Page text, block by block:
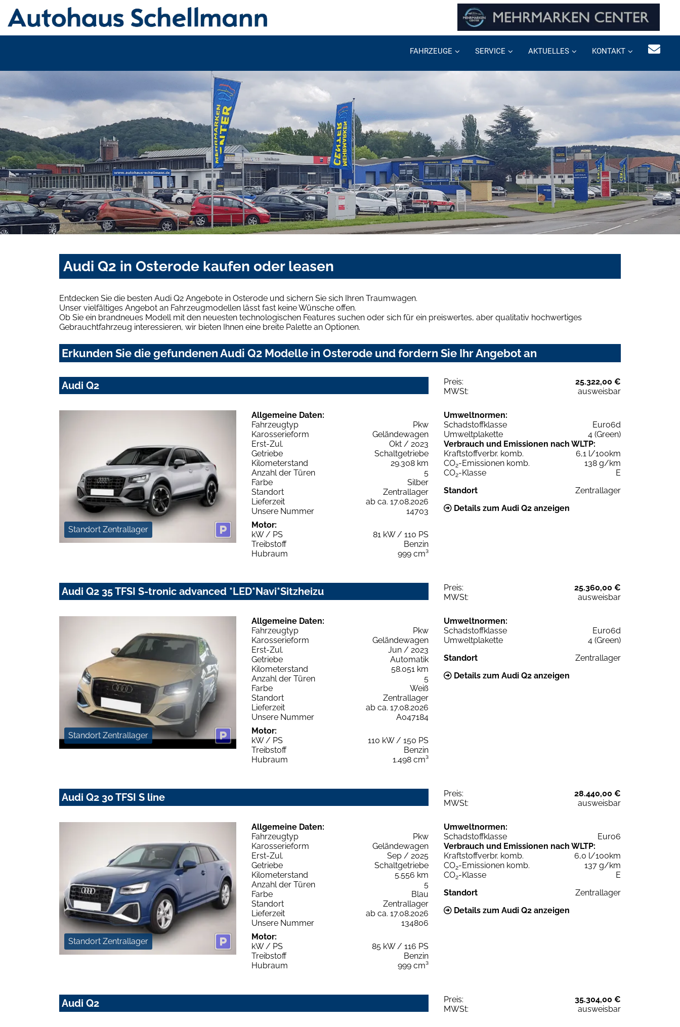
FAHRZEUGE SERVICE AKTUELLES KONTAKT
Audi Q2 in Osterode kaufen oder leasen
Entdecken Sie die besten Audi Q2 Angebote in Osterode und sichern Sie sich Ihren Traumwagen.
Unser vielfältiges Angebot an Fahrzeugmodellen lässt fast keine Wünsche offen.
Ob Sie ein brandneues Modell mit den neuesten technologischen Features suchen oder sich für ein preiswertes, aber qualitativ hochwertiges
Gebrauchtfahrzeug interessieren, wir bieten Ihnen eine breite Palette an Optionen.
Erkunden Sie die gefundenen Audi Q2 Modelle in Osterode und fordern Sie Ihr Angebot an
Audi Q2 Preis:
25.322,00 €
MWSt:
ausweisbar
Standort Zentrallager
Allgemeine Daten:
Fahrzeugtyp
Pkw
Karosserieform
Geländewagen
Erst-Zul.
Okt / 2023
Getriebe
Schaltgetriebe
Kilometerstand
29.308 km
Anzahl der Türen
5
Farbe
Silber
Standort
Zentrallager
Lieferzeit
ab ca. 17.08.2026
Unsere Nummer
14703
Motor:
kW / PS
81 kW / 110 PS
Treibstoff
Benzin
Hubraum
999 cm³
Umweltnormen:
Schadstoffklasse
Euro6d
Umweltplakette
4 (Green)
Verbrauch und Emissionen nach WLTP:
Kraftstoffverbr. komb.
6,1 l/100km
CO2-Emissionen komb.
138 g/km
CO2-Klasse
E
Standort
Zentrallager
Details zum Audi Q2 anzeigen
Audi Q2 35 TFSI S-tronic advanced *LED*Navi*Sitzheizu Preis:
25.360,00 €
MWSt:
ausweisbar
Standort Zentrallager
Allgemeine Daten:
Fahrzeugtyp
Pkw
Karosserieform
Geländewagen
Erst-Zul.
Jun / 2023
Getriebe
Automatik
Kilometerstand
58.051 km
Anzahl der Türen
5
Farbe
Weiß
Standort
Zentrallager
Lieferzeit
ab ca. 17.08.2026
Unsere Nummer
A047184
Motor:
kW / PS
110 kW / 150 PS
Treibstoff
Benzin
Hubraum
1.498 cm³
Umweltnormen:
Schadstoffklasse
Euro6d
Umweltplakette
4 (Green)
Standort
Zentrallager
Details zum Audi Q2 anzeigen
Audi Q2 30 TFSI S line Preis:
28.440,00 €
MWSt:
ausweisbar
Standort Zentrallager
Allgemeine Daten:
Fahrzeugtyp
Pkw
Karosserieform
Geländewagen
Erst-Zul.
Sep / 2025
Getriebe
Schaltgetriebe
Kilometerstand
5.556 km
Anzahl der Türen
5
Farbe
Blau
Standort
Zentrallager
Lieferzeit
ab ca. 17.08.2026
Unsere Nummer
134806
Motor:
kW / PS
85 kW / 116 PS
Treibstoff
Benzin
Hubraum
999 cm³
Umweltnormen:
Schadstoffklasse
Euro6
Verbrauch und Emissionen nach WLTP:
Kraftstoffverbr. komb.
6,0 l/100km
CO2-Emissionen komb.
137 g/km
CO2-Klasse
E
Standort
Zentrallager
Details zum Audi Q2 anzeigen
Audi Q2 Preis:
35.304,00 €
MWSt:
ausweisbar